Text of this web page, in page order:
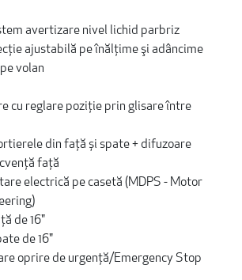
avertizare nivel lichid parbriz
ajustabilă pe înălţime şi adâncime
volan
cu reglare poziție prin glisare între
din față și spate + difuzoare
față
electrică pe casetă (MDPS - Motor
de 16"
de 16"
oprire de urgență/Emergency Stop